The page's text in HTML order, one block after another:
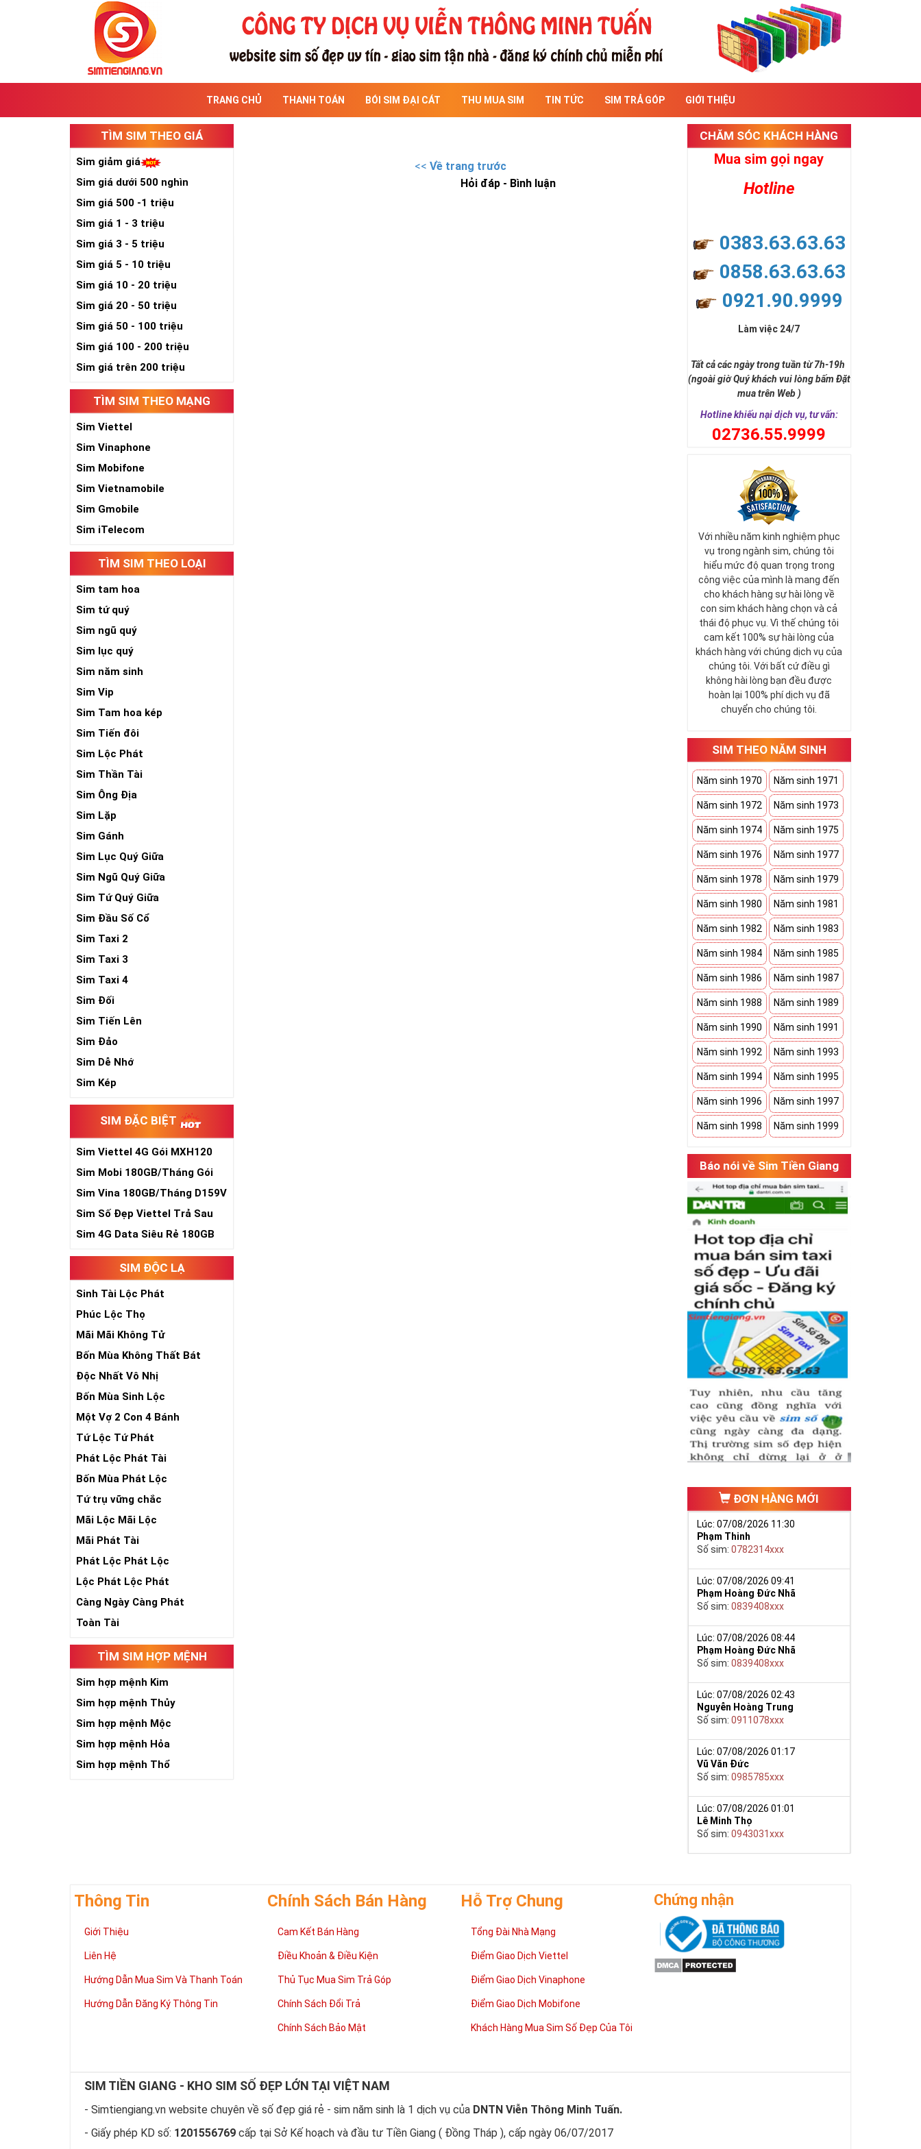
TRANG CHỦ THANH TOÁN BÓI SIM ĐẠI CÁT THU MUA SIM TIN TỨC SIM TRẢ GÓP GIỚI THIỆU
TÌM SIM THEO GIÁ
Sim giảm giá
Sim giá dưới 500 nghìn
Sim giá 500 -1 triệu
Sim giá 1 - 3 triệu
Sim giá 3 - 5 triệu
Sim giá 5 - 10 triệu
Sim giá 10 - 20 triệu
Sim giá 20 - 50 triệu
Sim giá 50 - 100 triệu
Sim giá 100 - 200 triệu
Sim giá trên 200 triệu
TÌM SIM THEO MẠNG
Sim Viettel
Sim Vinaphone
Sim Mobifone
Sim Vietnamobile
Sim Gmobile
Sim iTelecom
TÌM SIM THEO LOẠI
Sim tam hoa
Sim tứ quý
Sim ngũ quý
Sim lục quý
Sim năm sinh
Sim Vip
Sim Tam hoa kép
Sim Tiến đôi
Sim Lộc Phát
Sim Thần Tài
Sim Ông Địa
Sim Lặp
Sim Gánh
Sim Lục Quý Giữa
Sim Ngũ Quý Giữa
Sim Tứ Quý Giữa
Sim Đầu Số Cổ
Sim Taxi 2
Sim Taxi 3
Sim Taxi 4
Sim Đối
Sim Tiến Lên
Sim Đảo
Sim Dễ Nhớ
Sim Kép
SIM ĐẶC BIỆT
Sim Viettel 4G Gói MXH120
Siêu Rẻ
Sim Mobi 180GB/Tháng Gói
TK159
Sim Vina 180GB/Tháng D159V
Sim Số Đẹp Viettel Trả Sau
Sim 4G Data Siêu Rẻ 180GB
SIM ĐỘC LẠ
Sinh Tài Lộc Phát
Phúc Lộc Thọ
Mãi Mãi Không Tử
Bốn Mùa Không Thất Bát
Độc Nhất Vô Nhị
Bốn Mùa Sinh Lộc
Một Vợ 2 Con 4 Bánh
Tứ Lộc Tứ Phát
Phát Lộc Phát Tài
Bốn Mùa Phát Lộc
Tứ trụ vững chắc
Mãi Lộc Mãi Lộc
Mãi Phát Tài
Phát Lộc Phát Lộc
Lộc Phát Lộc Phát
Càng Ngày Càng Phát
Toàn Tài
TÌM SIM HỢP MỆNH
Sim hợp mệnh Kim
Sim hợp mệnh Thủy
Sim hợp mệnh Mộc
Sim hợp mệnh Hỏa
Sim hợp mệnh Thổ
<< Về trang trước
Hỏi đáp - Bình luận
CHĂM SÓC KHÁCH HÀNG
Mua sim gọi ngay
Hotline
0383.63.63.63
0858.63.63.63
0921.90.9999
Làm việc 24/7
Tất cả các ngày trong tuần từ 7h-19h
(ngoài giờ Quý khách vui lòng bấm Đặt
mua trên Web )
Hotline khiếu nại dịch vụ, tư vấn:
02736.55.9999
Với nhiều năm kinh nghiệm phục
vụ trong ngành sim, chúng tôi
hiểu mức độ quan trọng trong
công việc của mình là mang đến
cho khách hàng sự hài lòng về
con sim khách hàng chọn và cả
thái độ phục vụ. Vì thế chúng tôi
cam kết 100% sự hài lòng của
khách hàng với chúng dịch vụ của
chúng tôi. Với bất cứ điều gì
không hài lòng bạn đều được
hoàn lại 100% phí dịch vụ đã
chuyển cho chúng tôi.
SIM THEO NĂM SINH
Năm sinh 1970 Năm sinh 1971
Năm sinh 1972 Năm sinh 1973
Năm sinh 1974 Năm sinh 1975
Năm sinh 1976 Năm sinh 1977
Năm sinh 1978 Năm sinh 1979
Năm sinh 1980 Năm sinh 1981
Năm sinh 1982 Năm sinh 1983
Năm sinh 1984 Năm sinh 1985
Năm sinh 1986 Năm sinh 1987
Năm sinh 1988 Năm sinh 1989
Năm sinh 1990 Năm sinh 1991
Năm sinh 1992 Năm sinh 1993
Năm sinh 1994 Năm sinh 1995
Năm sinh 1996 Năm sinh 1997
Năm sinh 1998 Năm sinh 1999
Báo nói về Sim Tiền Giang
ĐƠN HÀNG MỚI
Lúc: 07/08/2026 11:30
Phạm Thinh
Số sim:0782314xxx
Lúc: 07/08/2026 09:41
Phạm Hoàng Đức Nhã
Số sim:0839408xxx
Lúc: 07/08/2026 08:44
Phạm Hoàng Đức Nhã
Số sim:0839408xxx
Lúc: 07/08/2026 02:43
Nguyễn Hoàng Trung
Số sim:0911078xxx
Lúc: 07/08/2026 01:17
Vũ Văn Đức
Số sim:0985785xxx
Lúc: 07/08/2026 01:01
Lê Minh Thọ
Số sim:0943031xxx
Thông Tin
Giới Thiệu
Liên Hệ
Hướng Dẫn Mua Sim Và Thanh Toán
Hướng Dẫn Đăng Ký Thông Tin
Chính Sách Bán Hàng
Cam Kết Bán Hàng
Điều Khoản & Điều Kiện
Thủ Tục Mua Sim Trả Góp
Chính Sách Đổi Trả
Chính Sách Bảo Mật
Hỗ Trợ Chung
Tổng Đài Nhà Mạng
Điểm Giao Dịch Viettel
Điểm Giao Dịch Vinaphone
Điểm Giao Dịch Mobifone
Khách Hàng Mua Sim Số Đẹp Của Tôi
Chứng nhận
SIM TIỀN GIANG - KHO SIM SỐ ĐẸP LỚN TẠI VIỆT NAM
- Simtiengiang.vn website chuyên về số đẹp giá rẻ - sim năm sinh là 1 dịch vụ của DNTN Viễn Thông Minh Tuấn.
- Giấy phép KD số: 1201556769 cấp tại Sở Kế hoạch và đầu tư Tiền Giang ( Đồng Tháp ), cấp ngày 06/07/2017